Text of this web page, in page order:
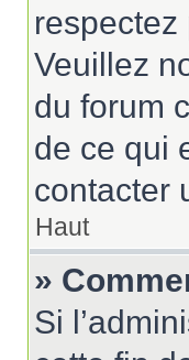
Veuillez
du forum
de ce qui
contacter
Haut
»
Si